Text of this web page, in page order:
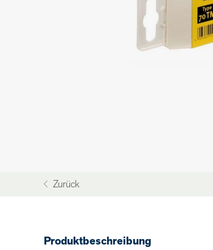
Zurück
Produktbeschreibung